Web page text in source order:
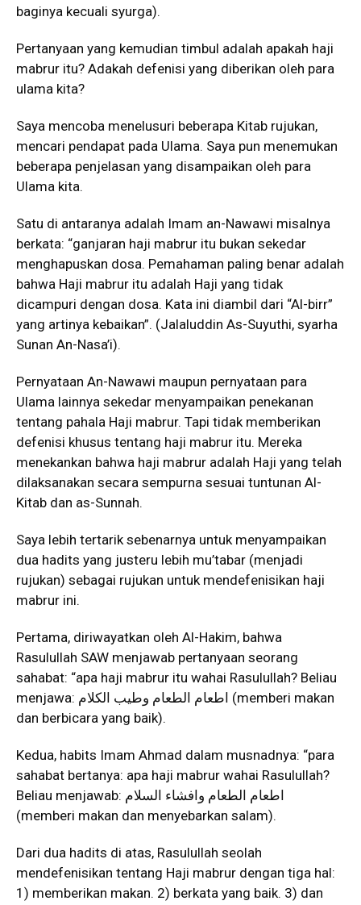
baginya kecuali syurga).
Pertanyaan yang kemudian timbul adalah apakah haji
mabrur itu? Adakah defenisi yang diberikan oleh para
ulama kita?
Saya mencoba menelusuri beberapa Kitab rujukan,
mencari pendapat pada Ulama. Saya pun menemukan
beberapa penjelasan yang disampaikan oleh para
Ulama kita.
Satu di antaranya adalah Imam an-Nawawi misalnya
berkata: “ganjaran haji mabrur itu bukan sekedar
menghapuskan dosa. Pemahaman paling benar adalah
bahwa Haji mabrur itu adalah Haji yang tidak
dicampuri dengan dosa. Kata ini diambil dari “Al-birr”
yang artinya kebaikan”. (Jalaluddin As-Suyuthi, syarha
Sunan An-Nasa’i).
Pernyataan An-Nawawi maupun pernyataan para
Ulama lainnya sekedar menyampaikan penekanan
tentang pahala Haji mabrur. Tapi tidak memberikan
defenisi khusus tentang haji mabrur itu. Mereka
menekankan bahwa haji mabrur adalah Haji yang telah
dilaksanakan secara sempurna sesuai tuntunan Al-
Kitab dan as-Sunnah.
Saya lebih tertarik sebenarnya untuk menyampaikan
dua hadits yang justeru lebih mu’tabar (menjadi
rujukan) sebagai rujukan untuk mendefenisikan haji
mabrur ini.
Pertama, diriwayatkan oleh Al-Hakim, bahwa
Rasulullah SAW menjawab pertanyaan seorang
sahabat: “apa haji mabrur itu wahai Rasulullah? Beliau
menjawa: اطعام الطعام وطيب الكلام (memberi makan
dan berbicara yang baik).
Kedua, habits Imam Ahmad dalam musnadnya: “para
sahabat bertanya: apa haji mabrur wahai Rasulullah?
Beliau menjawab: اطعام الطعام وافشاء السلام
(memberi makan dan menyebarkan salam).
Dari dua hadits di atas, Rasulullah seolah
mendefenisikan tentang Haji mabrur dengan tiga hal:
1) memberikan makan. 2) berkata yang baik. 3) dan